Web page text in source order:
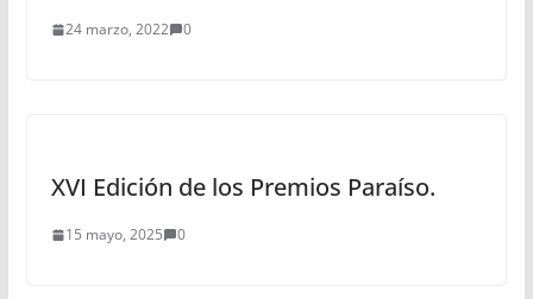
24 marzo, 2022 0
XVI Edición de los Premios Paraíso.
15 mayo, 2025 0